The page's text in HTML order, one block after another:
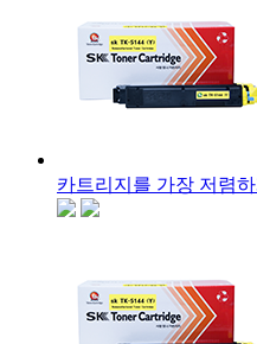
카트리지를 가장 저렴